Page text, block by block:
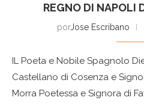
REGNO DI NAPOLI
porJose Escribano
IL Poeta e Nobile Spagnolo
Castellano di Cosenza e
Morra Poetessa e Signora di